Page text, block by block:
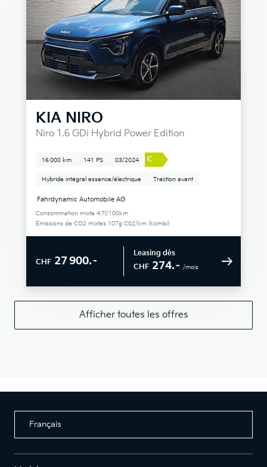
KIA NIRO
Niro 1.6 GDi Hybrid Power Edition
16 000 km 141 PS 03/2024 C
Hybride intégral essence/électrique Traction avant
Fahrdynamic Automobile AG
Consommation mixte 4.7l/100km
Émissions de CO2 mixtes 107g C02/km (kombi)
CHF 27 900.–
Leasing dès
CHF 274.– /mois
Afficher toutes les offres
Français